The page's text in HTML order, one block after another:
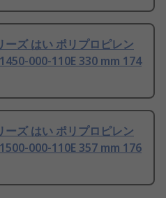
ズ はい ポリプロピレン
000-110E 330 mm 174
ズ はい ポリプロピレン
000-110E 357 mm 176